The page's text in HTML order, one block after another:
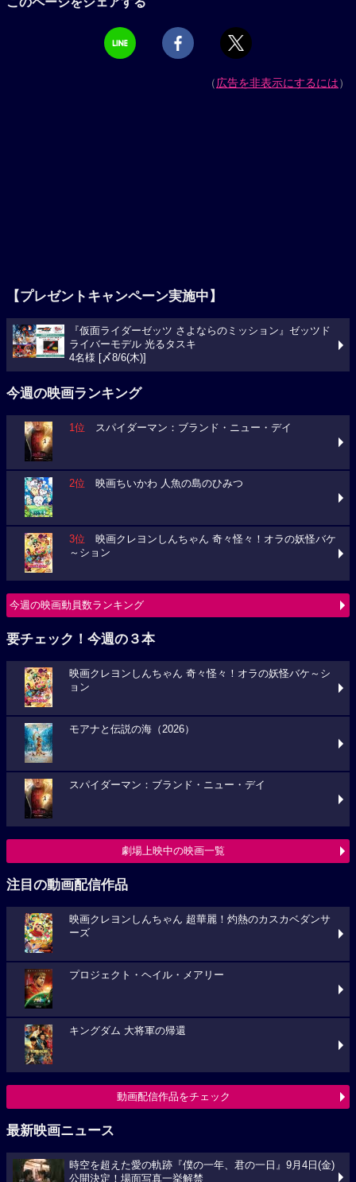
（広告を非表示にするには）
【プレゼントキャンペーン実施中】
『仮面ライダーゼッツ さよならのミッション』ゼッツド
ライバーモデル 光るタスキ
4名様 [〆8/6(木)]
今週の映画ランキング
1位 スパイダーマン：ブランド・ニュー・デイ
2位 映画ちいかわ 人魚の島のひみつ
3位 映画クレヨンしんちゃん 奇々怪々！オラの妖怪バケ
～ション
今週の映画動員数ランキング
要チェック！今週の３本
映画クレヨンしんちゃん 奇々怪々！オラの妖怪バケ～シ
ョン
モアナと伝説の海（2026）
スパイダーマン：ブランド・ニュー・デイ
劇場上映中の映画一覧
注目の動画配信作品
映画クレヨンしんちゃん 超華麗！灼熱のカスカベダンサ
ーズ
プロジェクト・ヘイル・メアリー
キングダム 大将軍の帰還
動画配信作品をチェック
最新映画ニュース
時空を超えた愛の軌跡『僕の一年、君の一日』9月4日(金)
公開決定！場面写真一挙解禁